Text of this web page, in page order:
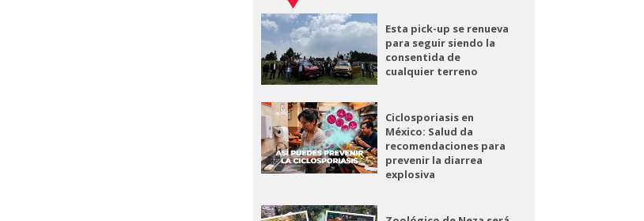
Esta pick-up se renueva
para seguir siendo la
consentida de
cualquier terreno
Ciclosporiasis en
México: Salud da
recomendaciones para
prevenir la diarrea
explosiva